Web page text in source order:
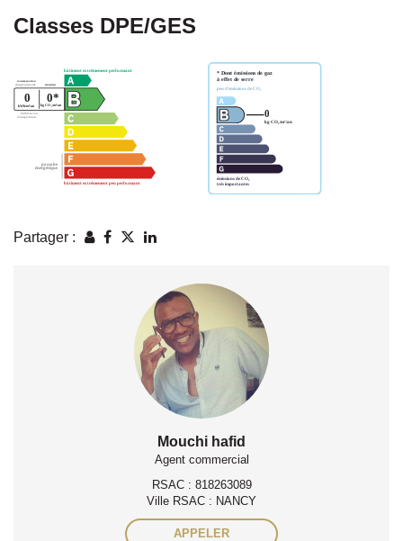
Classes DPE/GES
Partager :
Mouchi hafid
Agent commercial
RSAC : 818263089
Ville RSAC : NANCY
APPELER